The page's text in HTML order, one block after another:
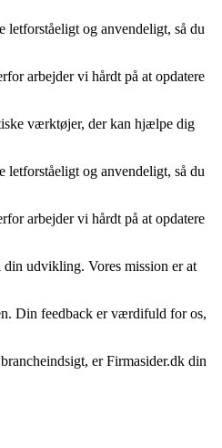
og anvendeligt, så du
arbejder vi hårdt på at opdatere
værktøjer, der kan hjælpe dig
og anvendeligt, så du
arbejder vi hårdt på at opdatere
udvikling. Vores mission er at
Din feedback er værdifuld for os,
er Firmasider.dk din